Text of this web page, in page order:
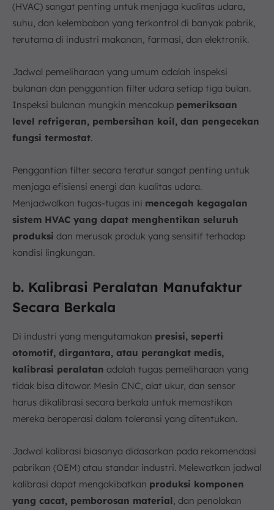
(HVAC) sangat penting untuk menjaga kualitas udara,
suhu, dan kelembaban yang terkontrol di banyak pabrik,
terutama di industri makanan, farmasi, dan elektronik.
Jadwal pemeliharaan yang umum adalah inspeksi
bulanan dan penggantian filter udara setiap tiga bulan.
Inspeksi bulanan mungkin mencakup pemeriksaan
level refrigeran, pembersihan koil, dan pengecekan
fungsi termostat.
Penggantian filter secara teratur sangat penting untuk
menjaga efisiensi energi dan kualitas udara.
Menjadwalkan tugas-tugas ini mencegah kegagalan
sistem HVAC yang dapat menghentikan seluruh
produksi dan merusak produk yang sensitif terhadap
kondisi lingkungan.
b. Kalibrasi Peralatan Manufaktur
Secara Berkala
Di industri yang mengutamakan presisi, seperti
otomotif, dirgantara, atau perangkat medis,
kalibrasi peralatan adalah tugas pemeliharaan yang
tidak bisa ditawar. Mesin CNC, alat ukur, dan sensor
harus dikalibrasi secara berkala untuk memastikan
mereka beroperasi dalam toleransi yang ditentukan.
Jadwal kalibrasi biasanya didasarkan pada rekomendasi
pabrikan (OEM) atau standar industri. Melewatkan jadwal
kalibrasi dapat mengakibatkan produksi komponen
yang cacat, pemborosan material, dan penolakan